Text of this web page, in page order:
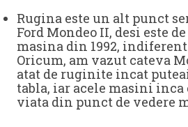
Rugina este un alt punct
Ford Mondeo II, desi este
masina din 1992, indiferent
Oricum, am vazut cateva
atat de ruginite incat
tabla, iar acele masini inca
viata din punct de vedere